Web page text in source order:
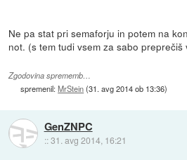
Ne pa stat pri semaforju in potem na
not. (s tem tudi vsem za sabo preprečiš
Zgodovina sprememb…
spremenil:MrStein(31. avg 2014 ob 13:36)
GenZNPC
::31. avg 2014, 16:21